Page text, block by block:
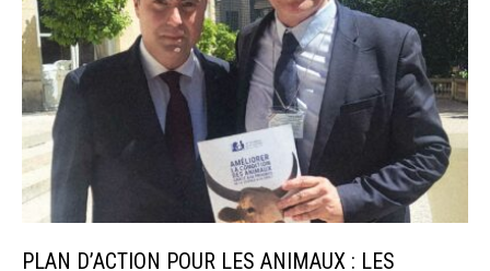
PLAN D’ACTION POUR LES ANIMAUX : LES